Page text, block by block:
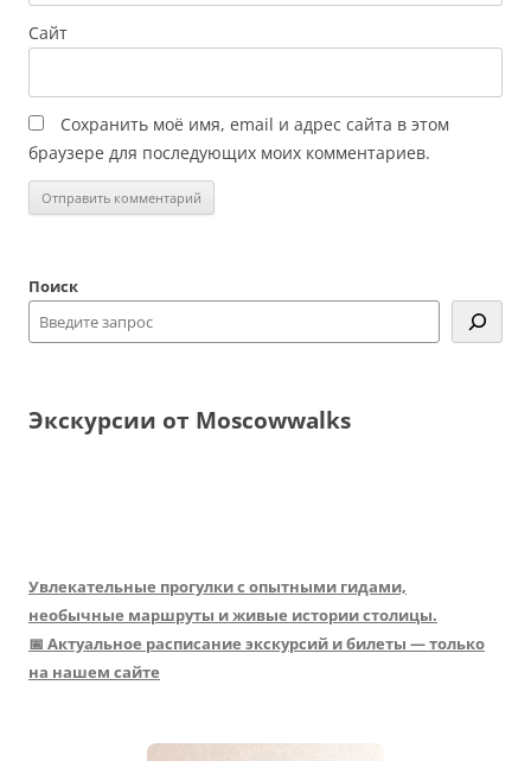
Сайт
Сохранить моё имя, email и адрес сайта в этом
браузере для последующих моих комментариев.
Поиск
Экскурсии от Moscowwalks
Увлекательные прогулки с опытными гидами,
необычные маршруты и живые истории столицы.
📅 Актуальное расписание экскурсий и билеты — только
на нашем сайте